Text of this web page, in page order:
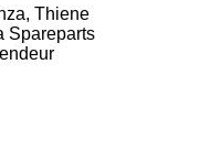
Thiene
Spareparts